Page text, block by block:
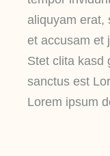
aliquyam erat,
et accusam et
Stet clita kasd
sanctus est
Lorem ipsum